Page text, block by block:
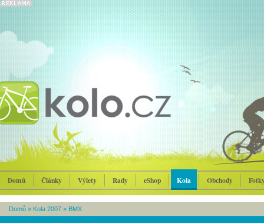
Domů Články Výlety Rady eShop Kola Obchody
Domů » Kola 2007 » BMX